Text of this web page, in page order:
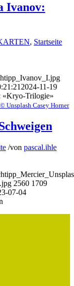
Ivanov:
, Startseite
2024-11-19
«Kryo-Trilogie»
Unsplash Casey Horner
/von pascal.ihle
2560 1709
07-04